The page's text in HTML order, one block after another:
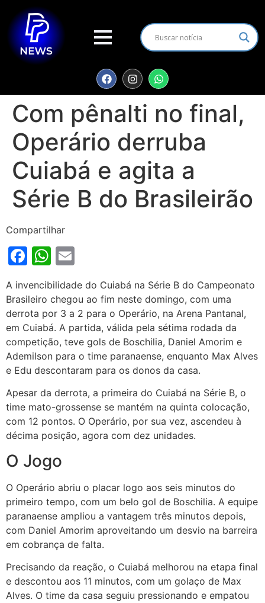
Com pênalti no final,
Operário derruba
Cuiabá e agita a
Série B do Brasileirão
Compartilhar
Facebook
WhatsApp
A invencibilidade do Cuiabá na Série B do Campeonato
Brasileiro chegou ao fim neste domingo, com uma
derrota por 3 a 2 para o Operário, na Arena Pantanal,
em Cuiabá. A partida, válida pela sétima rodada da
competição, teve gols de Boschilia, Daniel Amorim e
Ademilson para o time paranaense, enquanto Max Alves
e Edu descontaram para os donos da casa.
Apesar da derrota, a primeira do Cuiabá na Série B, o
time mato-grossense se mantém na quinta colocação,
com 12 pontos. O Operário, por sua vez, ascendeu à
décima posição, agora com dez unidades.
O Jogo
O Operário abriu o placar logo aos seis minutos do
primeiro tempo, com um belo gol de Boschilia. A equipe
paranaense ampliou a vantagem três minutos depois,
com Daniel Amorim aproveitando um desvio na barreira
em cobrança de falta.
Precisando da reação, o Cuiabá melhorou na etapa final
e descontou aos 11 minutos, com um golaço de Max
Alves. O time da casa seguiu pressionando e empatou